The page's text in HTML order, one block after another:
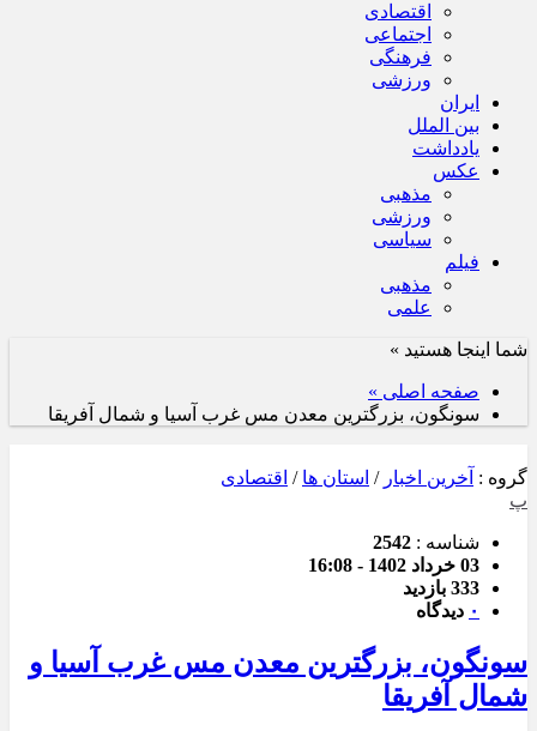
اقتصادی
اجتماعی
فرهنگی
ورزشی
ایران
بین الملل
یادداشت
عکس
مذهبی
ورزشی
سیاسی
فیلم
مذهبی
علمی
شما اینجا هستید »
صفحه اصلی »
سونگون، بزرگترین معدن مس غرب آسیا و شمال آفریقا
گروه : آخرین اخبار / استان ها / اقتصادی
پ
شناسه : 2542
03 خرداد 1402 - 16:08
333 بازدید
۰ دیدگاه
سونگون، بزرگترین معدن مس غرب آسیا و
شمال آفریقا